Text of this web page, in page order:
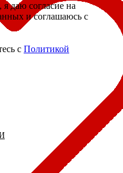
даю согласие на
и соглашаюсь с
с Политикой